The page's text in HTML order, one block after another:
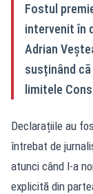
Fostul
intervenit în
Adrian
susținând
limitele
Declarațiile au
întrebat de
atunci când l-a
explicită din